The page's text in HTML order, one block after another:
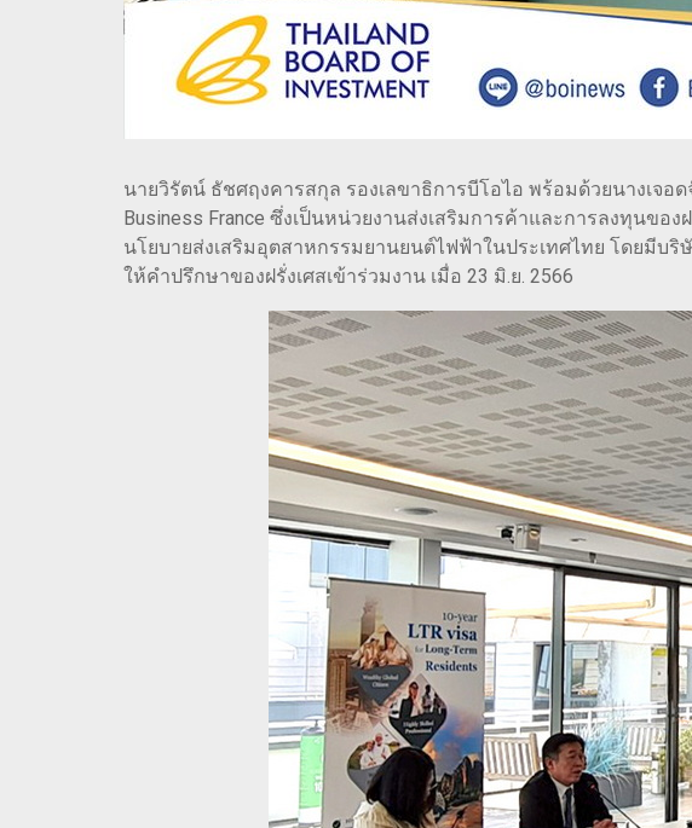
นายวิรัตน์ ธัชศฤงคารสกุล รองเลขาธิการบีโอไอ พร้อมด้วยนางเจ
Business France ซึ่งเป็นหน่วยงานส่งเสริมการค้าและการลงทุนขอ
นโยบายส่งเสริมอุตสาหกรรมยานยนต์ไฟฟ้าในประเทศไทย โดยมี
ให้คำปรึกษาของฝรั่งเศสเข้าร่วมงาน เมื่อ 23 มิ.ย. 2566